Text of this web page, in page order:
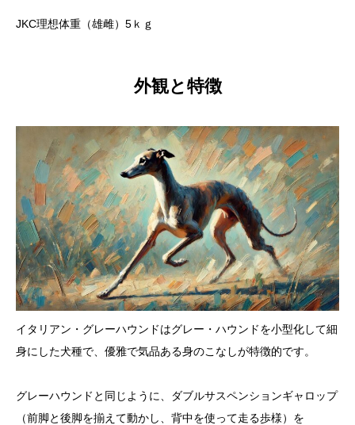
JKC理想体重（雄雌）5ｋｇ
外観と特徴
イタリアン・グレーハウンドはグレー・ハウンドを小型化して細
身にした犬種で、優雅で気品ある身のこなしが特徴的です。
グレーハウンドと同じように、ダブルサスペンションギャロップ
（前脚と後脚を揃えて動かし、背中を使って走る歩様）を